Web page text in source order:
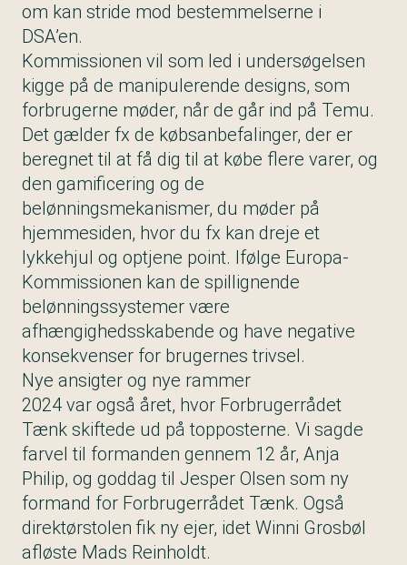
om kan stride mod bestemmelserne i
DSA’en.
Kommissionen vil som led i undersøgelsen
kigge på de manipulerende designs, som
forbrugerne møder, når de går ind på Temu.
Det gælder fx de købsanbefalinger, der er
beregnet til at få dig til at købe flere varer, og
den gamificering og de
belønningsmekanismer, du møder på
hjemmesiden, hvor du fx kan dreje et
lykkehjul og optjene point. Ifølge Europa-
Kommissionen kan de spillignende
belønningssystemer være
afhængighedsskabende og have negative
konsekvenser for brugernes trivsel.
Nye ansigter og nye rammer
2024 var også året, hvor Forbrugerrådet
Tænk skiftede ud på topposterne. Vi sagde
farvel til formanden gennem 12 år, Anja
Philip, og goddag til Jesper Olsen som ny
formand for Forbrugerrådet Tænk. Også
direktørstolen fik ny ejer, idet Winni Grosbøl
afløste Mads Reinholdt.